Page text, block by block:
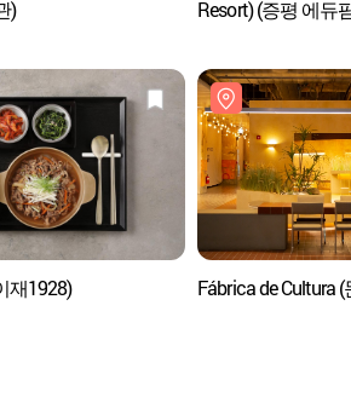
)
Resort) (증평 에듀
재1928) Fábrica de Cultura